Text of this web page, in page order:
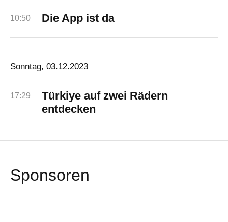
10:50 Die App ist da
Sonntag, 03.12.2023
17:29
Türkiye auf zwei Rädern
entdecken
Sponsoren